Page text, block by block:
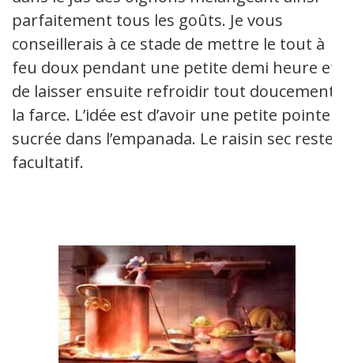
parfaitement tous les goûts. Je vous
conseillerais à ce stade de mettre le tout à
feu doux pendant une petite demi heure et
de laisser ensuite refroidir tout doucement
la farce. L’idée est d’avoir une petite pointe
sucrée dans l’empanada. Le raisin sec reste
facultatif.